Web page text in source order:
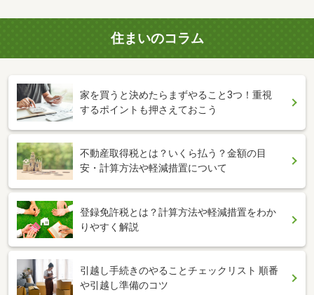
住まいのコラム
家を買うと決めたらまずやること3つ！重視
するポイントも押さえておこう
不動産取得税とは？いくら払う？金額の目
安・計算方法や軽減措置について
登録免許税とは？計算方法や軽減措置をわか
りやすく解説
引越し手続きのやることチェックリスト 順番
や引越し準備のコツ